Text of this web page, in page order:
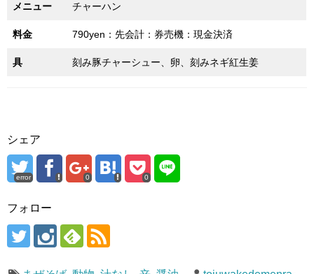
メニュー チャーハン
料金 790yen：先会計：券売機：現金決済
具 刻み豚チャーシュー、卵、刻みネギ紅生姜
シェア
error 0 0
フォロー